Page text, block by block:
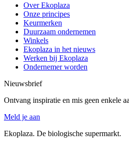
Over Ekoplaza
Onze principes
Keurmerken
Duurzaam ondernemen
Winkels
Ekoplaza in het nieuws
Werken bij Ekoplaza
Ondernemer worden
Nieuwsbrief
Ontvang inspiratie en mis geen enkele
Meld je aan
Ekoplaza. De biologische supermarkt.